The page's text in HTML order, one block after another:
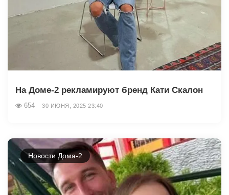
На Доме-2 рекламируют бренд Кати Скалон
654 30 ИЮНЯ, 2025 23:40
Новости Дома-2